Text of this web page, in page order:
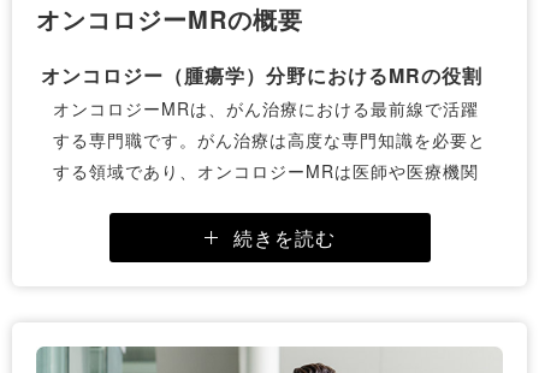
オンコロジーMRの概要
オンコロジー（腫瘍学）分野におけるMRの役割
オンコロジーMRは、がん治療における最前線で活躍
する専門職です。がん治療は高度な専門知識を必要と
する領域であり、オンコロジーMRは医師や医療機関
っています。医薬品の適切な使用を促進し、患者の治
療効果を最大化するために貢献します。
オンコロジーMRとしてのキャリアは、高い専門性を
続きを読む